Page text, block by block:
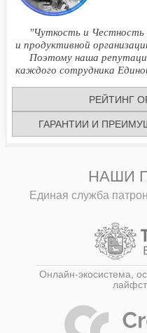
"Чуткость и Честность
и продуктивной
Поэтому наша
каждого сотрудника
РЕЙТИНГ
ГАРАНТИИ И
НАШИ
Единая служба
Онлайн-экосистема,